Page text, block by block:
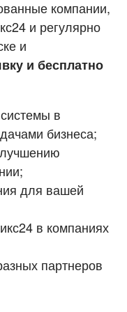
компании,
и регулярно
и
и бесплатно
в
бизнеса;
для вашей
в компаниях
партнеров